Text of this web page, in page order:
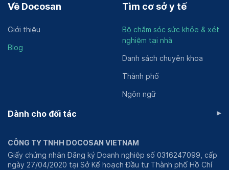
Về Docosan
Giới thiệu
Blog
Tìm cơ sở y tế
Bộ chăm sóc sức khỏe & xét
nghiệm tại nhà
Danh sách chuyên khoa
Thành phố
Ngôn ngữ
Dành cho đối tác ▸
CÔNG TY TNHH DOCOSAN VIETNAM
Giấy chứng nhận Đăng ký Doanh nghiệp số 0316247099, cấp
ngày 27/04/2020 tại Sở Kế hoạch Đầu tư Thành phố Hồ Chí